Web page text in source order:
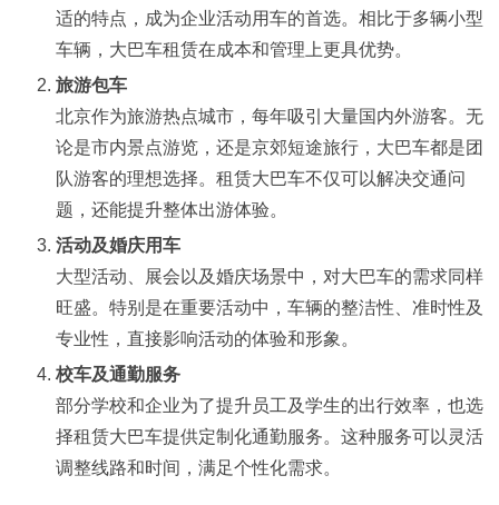
适的特点，成为企业活动用车的首选。相比于多辆小型
车辆，大巴车租赁在成本和管理上更具优势。
旅游包车
北京作为旅游热点城市，每年吸引大量国内外游客。无
论是市内景点游览，还是京郊短途旅行，大巴车都是团
队游客的理想选择。租赁大巴车不仅可以解决交通问
题，还能提升整体出游体验。
活动及婚庆用车
大型活动、展会以及婚庆场景中，对大巴车的需求同样
旺盛。特别是在重要活动中，车辆的整洁性、准时性及
专业性，直接影响活动的体验和形象。
校车及通勤服务
部分学校和企业为了提升员工及学生的出行效率，也选
择租赁大巴车提供定制化通勤服务。这种服务可以灵活
调整线路和时间，满足个性化需求。